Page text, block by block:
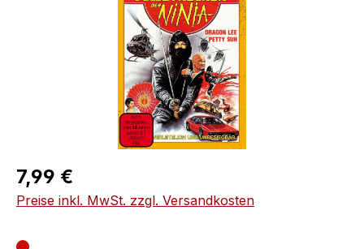
Regulärer Preis:
7,99 €
Preise inkl. MwSt. zzgl. Versandkosten